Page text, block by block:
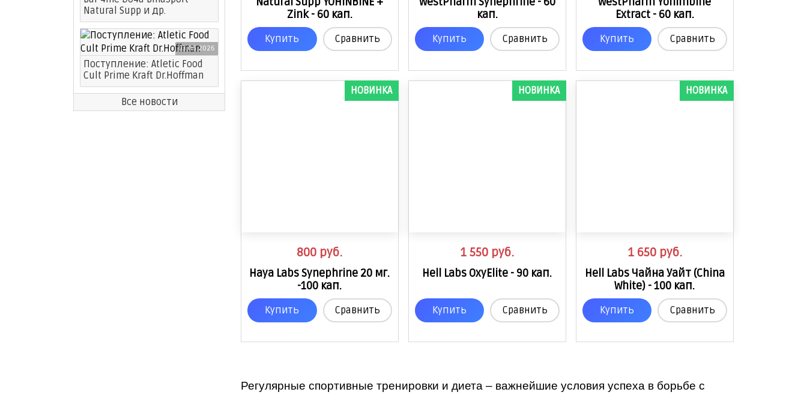
Natural Supp и др.
03.06.2026
Поступление: Atletic Food
Cult Prime Kraft Dr.Hoffman
Все новости
Zink - 60 кап.
Купить Сравнить
кап.
Купить Сравнить
Extract - 60 кап.
Купить Сравнить
НОВИНКА
800 руб.
Haya Labs Synephrine 20 мг.
-100 кап.
Купить Сравнить
НОВИНКА
1 550 руб.
Hell Labs OxyElite - 90 кап.
Купить Сравнить
НОВИНКА
1 650 руб.
Hell Labs Чайна Уайт (China
White) - 100 кап.
Купить Сравнить
Регулярные спортивные тренировки и диета – важнейшие условия успеха в борьбе с